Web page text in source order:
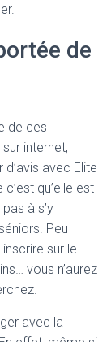
de
de ces
internet,
avec Elite
qu’elle est
à s’y
Peu
sur le
vous n’aurez
avec la